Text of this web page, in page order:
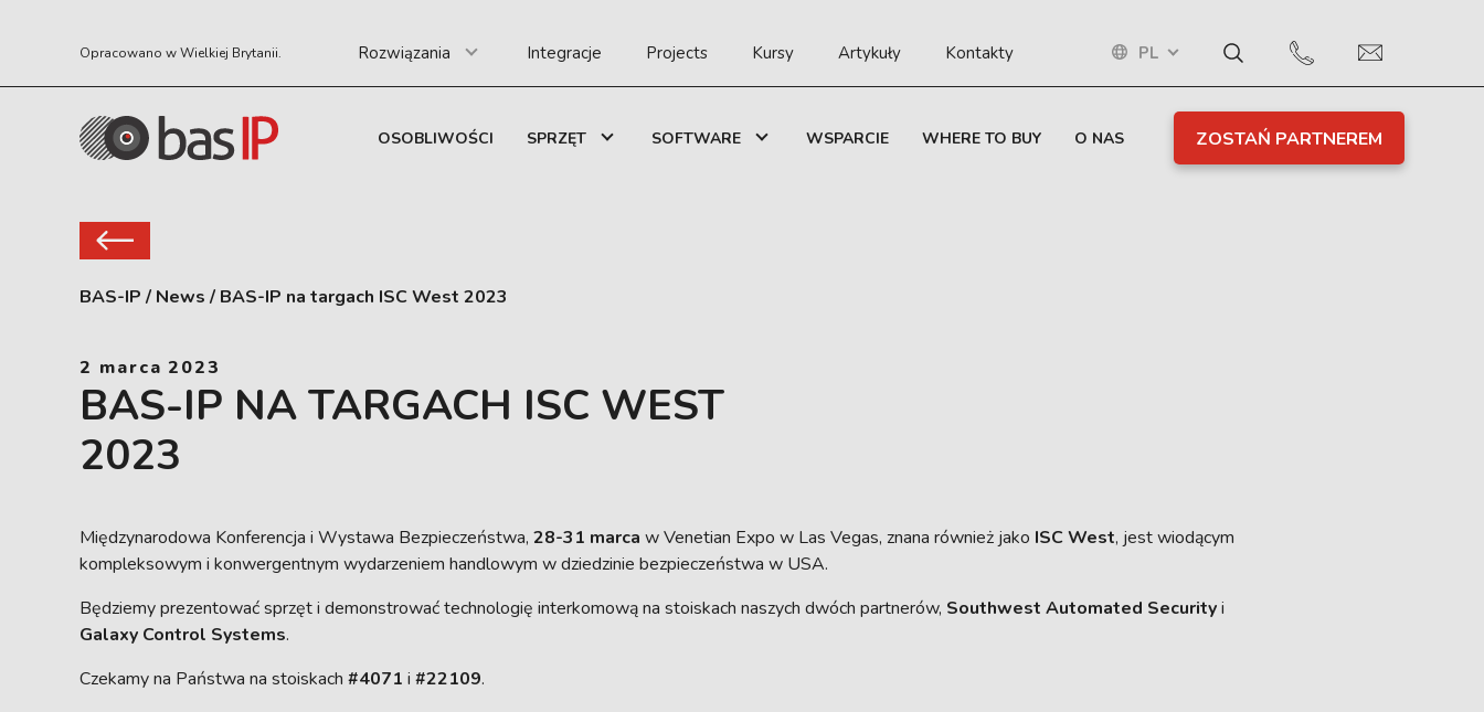
Opracowano w Wielkiej Brytanii. Rozwiązania Integracje Projects Kursy Artykuły Kontakty PL
OSOBLIWOŚCI SPRZĘT SOFTWARE WSPARCIE WHERE TO BUY O NAS ZOSTAŃ PARTNEREM
BAS-IP / News / BAS-IP na targach ISC West 2023
2 marca 2023
BAS-IP NA TARGACH ISC WEST
2023
Międzynarodowa Konferencja i Wystawa Bezpieczeństwa, 28-31 marca w Venetian Expo w Las Vegas, znana również jako ISC West, jest wiodącym
kompleksowym i konwergentnym wydarzeniem handlowym w dziedzinie bezpieczeństwa w USA.
Będziemy prezentować sprzęt i demonstrować technologię interkomową na stoiskach naszych dwóch partnerów, Southwest Automated Securityi
Galaxy Control Systems.
Czekamy na Państwa na stoiskach #4071 i #22109.